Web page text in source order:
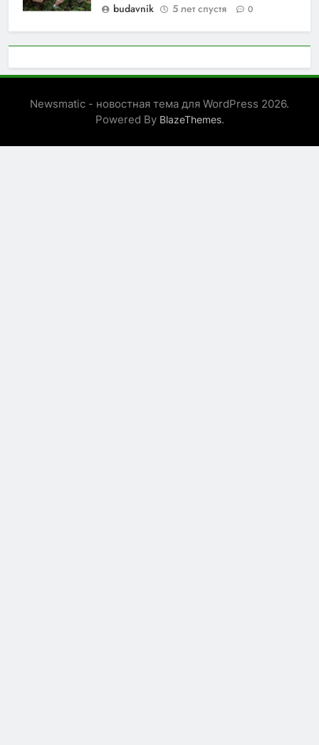
budavnik
5 лет спустя 0
Newsmatic - новостная тема для WordPress 2026.
Powered By BlazeThemes.